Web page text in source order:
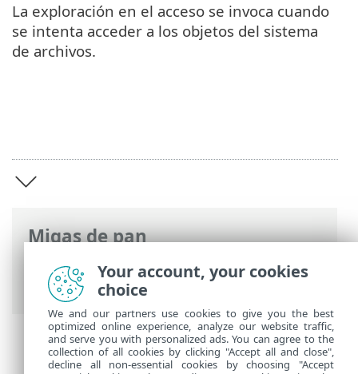
Migas de pan
Ayuda en línea de ESET> ESET Endpoint
Antivirus for Linux
Información general
La exploración en el acceso se invoca cuando
se intenta acceder a los objetos del sistema
de archivos.
Your account, your cookies
choice
We and our partners use cookies to give you the best
optimized online experience, analyze our website traffic,
and serve you with personalized ads. You can agree to the
collection of all cookies by clicking "Accept all and close",
decline all non-essential cookies by choosing "Accept